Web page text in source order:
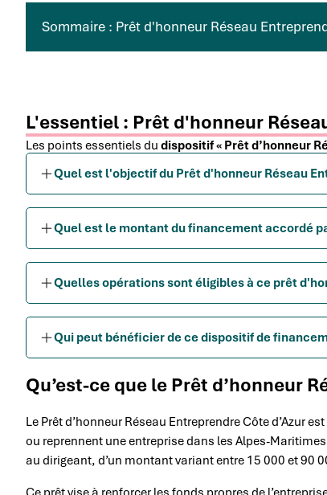
Sommaire : Prêt d'honneur Réseau
L'essentiel : Prêt d'honneur
Les points essentiels du dispositif « Prêt d’honneur
Quel est l'objectif du Prêt d'honneur Réseau
Quel est le montant du financement accordé
Quelles opérations sont éligibles à ce prêt
Qui peut bénéficier de ce dispositif de
Qu’est-ce que le Prêt d’honneur
Le Prêt d’honneur Réseau Entreprendre Côte d’Azur
ou reprennent une entreprise dans les Alpes-
au dirigeant, d’un montant variant entre 15 000 et 90